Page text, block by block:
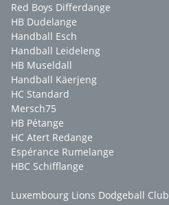
Red Boys Differdange
HB Dudelange
Handball Esch
Handball Leideleng
HB Museldall
Handball Käerjeng
HC Standard
Mersch75
HB Pétange
HC Atert Redange
Espérance Rumelange
HBC Schifflange
Luxembourg Lions Dodgeball Club